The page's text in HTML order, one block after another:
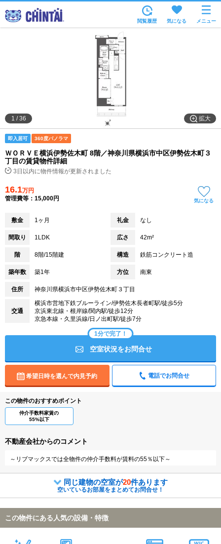
住所から
家賃相場から
通勤通学時間から
物件特集から
不動産会社から
閲覧履歴 気になる メニュー
拡大
1 /36
即入居可 360度パノラマ
ＷＯＲＶＥ横浜伊勢佐木町 8階／神奈川県横浜市中区伊勢佐木町３
丁目の賃貸物件詳細
3日以内に物件情報が更新されました
16.1万円
管理費等：15,000円
気になる
敷金 1ヶ月 礼金 なし
間取り 1LDK 広さ 42m²
階 8階/15階建 構造 鉄筋コンクリート造
築年数 築1年 方位 南東
住所 神奈川県横浜市中区伊勢佐木町３丁目
交通
横浜市営地下鉄ブルーライン/伊勢佐木長者町駅/徒歩5分
京浜東北線・根岸線/関内駅/徒歩12分
京急本線・久里浜線/日ノ出町駅/徒歩7分
1分で完了！
空室状況をお問合せ
希望日時を選んで内見予約 電話でお問合せ
この物件のおすすめポイント
仲介手数料家賃の
55%以下
不動産会社からのコメント
～リブマックスでは全物件の仲介手数料が賃料の55％以下～
同じ建物の空室が20件あります
空いているお部屋をまとめてお問合せ！
この物件にある人気の設備・特徴